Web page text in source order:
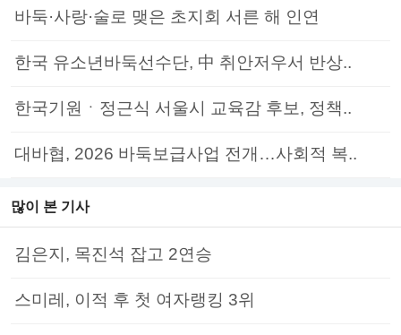
바둑·사랑·술로 맺은 초지회 서른 해 인연
한국 유소년바둑선수단, 中 취안저우서 반상..
한국기원ㆍ정근식 서울시 교육감 후보, 정책..
대바협, 2026 바둑보급사업 전개…사회적 복..
많이 본 기사
김은지, 목진석 잡고 2연승
스미레, 이적 후 첫 여자랭킹 3위